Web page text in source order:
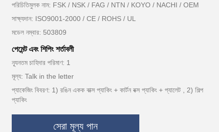
পরিচিতিমুলক নাম: FSK / NSK / FAG / NTN / KOYO / NACHI / OEM
সাক্ষ্যদান: ISO9001-2000 / CE / ROHS / UL
মডেল নম্বার: 503809
পেমেন্ট এবং শিপিং শর্তাবলী
ন্যূনতম চাহিদার পরিমাণ: 1
মূল্য: Talk in the letter
প্যাকেজিং বিবরণ: 1) রঙিন একক বাক্স প্যাকিং + কার্টন বক্স প্যাকিং + প্যালেট , 2) শিল্প
প্যাকিং
সেরা মূল্য পান